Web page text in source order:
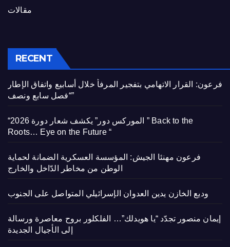
مقالات
RECENT
فرعون: القرار الاتهامي بتفجير المرفأ خلال أسابيع واتفاق الإطار
“فصل سابع ونصف”
“الموركس دور” يكشف شعار دورة 2026 ” Back to the
Roots… Eye on the Future “
فرعون مهنئا الجيش: المؤسسة العسكرية الضمانة لحماية
الوطن من مخاطر الدّاخل والخارج
وديع الخازن يدين العدوان الإسرائيلي المتواصل على الجنوب
إيمان منصور تجدّد “يا هويدلك”… الفلكلور بروح معاصرة ورسالة
إلى الأجيال الجديدة